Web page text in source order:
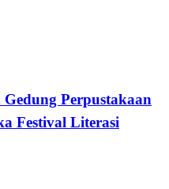
Perpustakaan
Festival Literasi